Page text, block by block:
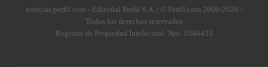
noticias.perfil.com - Editorial Perfil S.A. | © Perfil.com 2006-2026 -
Todos los derechos reservados
Registro de Propiedad Intelectual: Nro. 5346433